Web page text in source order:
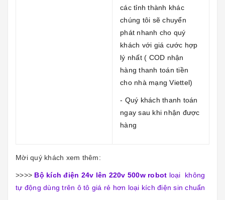
các tỉnh thành khác
chúng tôi sẽ chuyển
phát nhanh cho quý
khách với giá cước hợp
lý nhất ( COD nhận
hàng thanh toán tiền
cho nhà mạng Viettel)
- Quý khách thanh toán
ngay sau khi nhận được
hàng
Mời quý khách xem thêm:
>>>> Bộ kích điện 24v lên 220v 500w robot loại không
tự động dùng trên ô tô giá rẻ hơn loại kích điện sin chuẩn